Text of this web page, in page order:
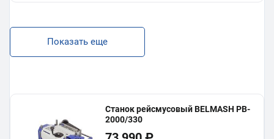
Показать еще
Станок рейсмусовый BELMASH PB-
2000/330